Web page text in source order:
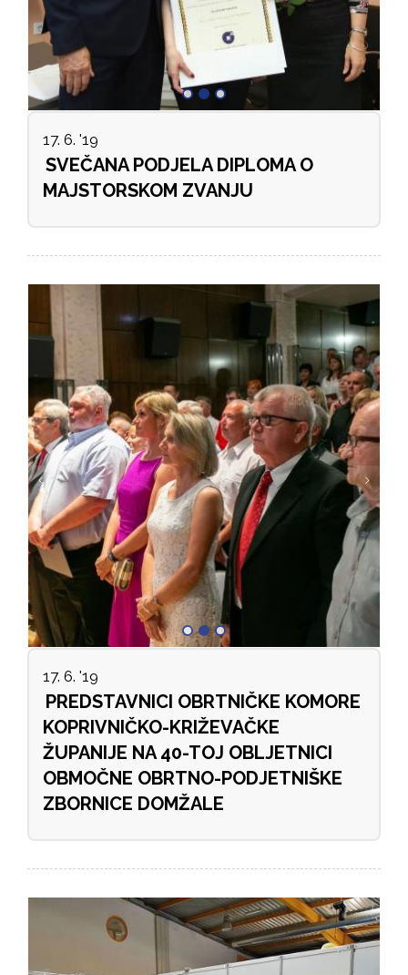
17. 6. '19
SVEČANA PODJELA DIPLOMA O
MAJSTORSKOM ZVANJU
17. 6. '19
PREDSTAVNICI OBRTNIČKE KOMORE
KOPRIVNIČKO-KRIŽEVAČKE
ŽUPANIJE NA 40-TOJ OBLJETNICI
OBMOČNE OBRTNO-PODJETNIŠKE
ZBORNICE DOMŽALE